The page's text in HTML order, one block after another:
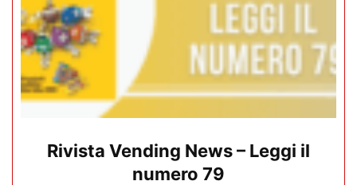
Rivista Vending News – Leggi il
numero 79